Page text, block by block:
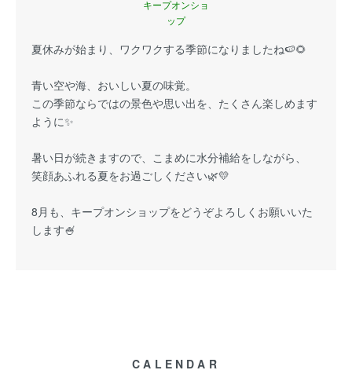
キープオンショ
ップ
夏休みが始まり、ワクワクする季節になりましたね🍉🌻
青い空や海、おいしい夏の味覚。
この季節ならではの景色や思い出を、たくさん楽しめます
ように✨
暑い日が続きますので、こまめに水分補給をしながら、
笑顔あふれる夏をお過ごしください🌿💛
8月も、キープオンショップをどうぞよろしくお願いいた
します🍧
CALENDAR